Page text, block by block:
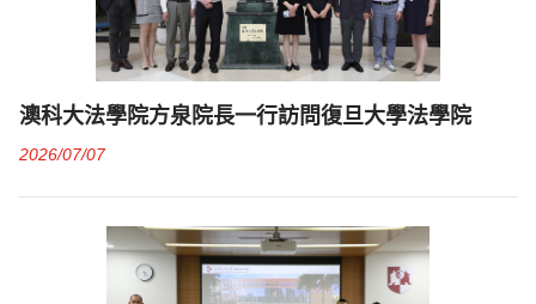
澳科大法學院方泉院長一行訪問復旦大學法學院
2026/07/07